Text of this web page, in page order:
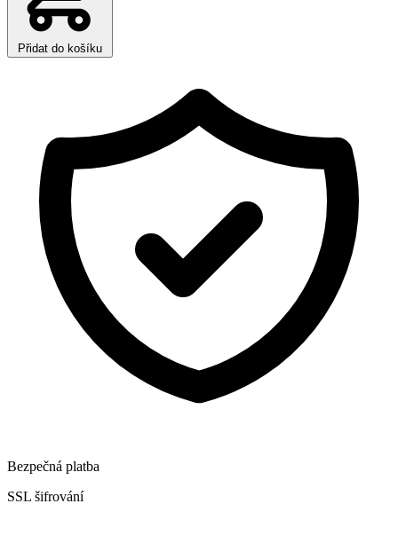
Přidat do košíku
Bezpečná platba
SSL šifrování